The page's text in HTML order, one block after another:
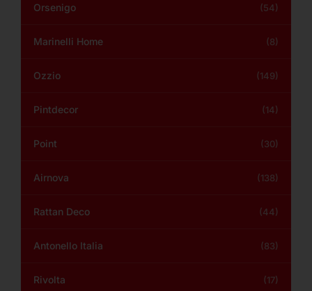
Orsenigo (54)
Marinelli Home (8)
Ozzio (149)
Pintdecor (14)
Point (30)
Airnova (138)
Rattan Deco (44)
Antonello Italia (83)
Rivolta (17)